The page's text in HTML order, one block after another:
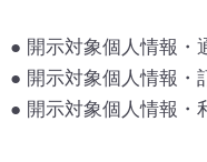
● 開示対象個人情報・
● 開示対象個人情報・
● 開示対象個人情報・